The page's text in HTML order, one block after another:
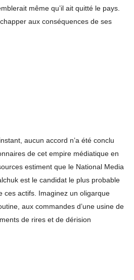
même qu’il ait quitté le pays.
aux conséquences de ses
aucun accord n’a été conclu
de cet empire médiatique en
estiment que le National Media
est le candidat le plus probable
ces actifs. Imaginez un oligarque
aux commandes d’une usine de
de rires et de dérision